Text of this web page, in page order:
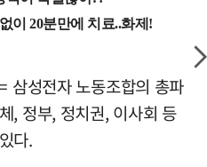
삼성전자 노동조합의 총파
, 정부, 정치권, 이사회 등
다.